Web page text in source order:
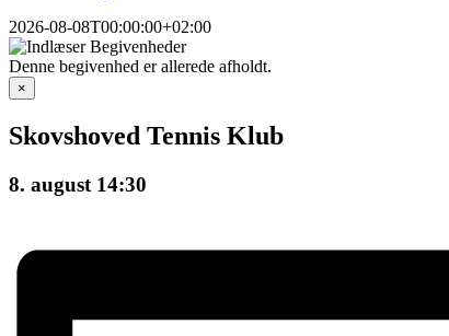
2026-08-08T00:00:00+02:00
Denne begivenhed er allerede afholdt.
×
Skovshoved Tennis Klub
8. august 14:30